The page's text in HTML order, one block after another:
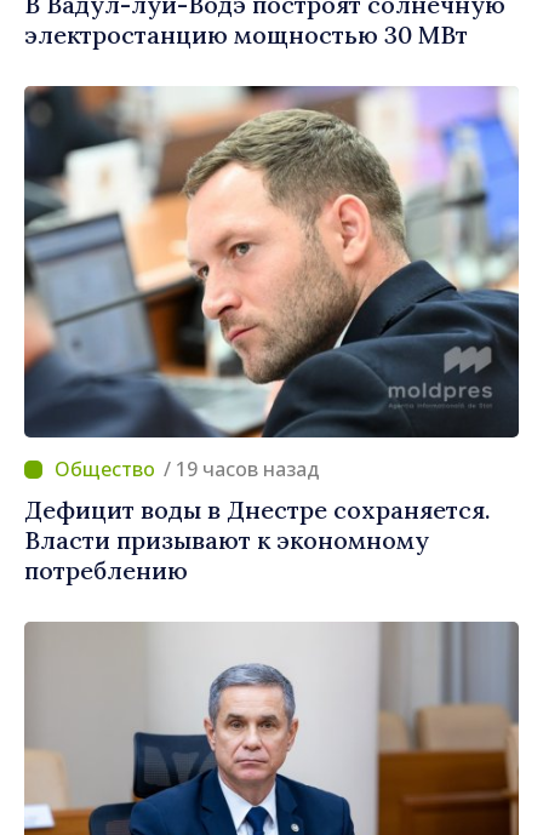
электростанцию мощностью 30 МВт
/ 19 часов назад
Дефицит воды в Днестре сохраняется.
Власти призывают к экономному
потреблению